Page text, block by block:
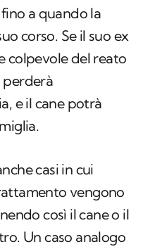
a quando la
corso. Se il suo ex
colpevole del reato
e il cane potrà
casi in cui
vengono
così il cane o il
Un caso analogo